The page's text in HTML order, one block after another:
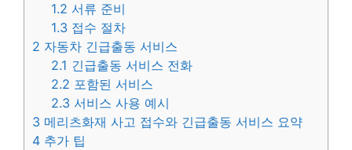
1.2 서류 준비
1.3 접수 절차
2 자동차 긴급출동 서비스
2.1 긴급출동 서비스 전화
2.2 포함된 서비스
2.3 서비스 사용 예시
3 메리츠화재 사고 접수와 긴급출동 서비스 요약
4 추가 팁